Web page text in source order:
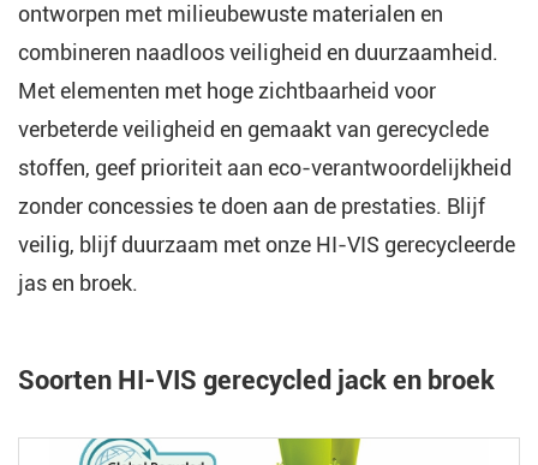
ontworpen met milieubewuste materialen en
combineren naadloos veiligheid en duurzaamheid.
Met elementen met hoge zichtbaarheid voor
verbeterde veiligheid en gemaakt van gerecyclede
stoffen, geef prioriteit aan eco-verantwoordelijkheid
zonder concessies te doen aan de prestaties. Blijf
veilig, blijf duurzaam met onze HI-VIS gerecycleerde
jas en broek.
Soorten HI-VIS gerecycled jack en broek